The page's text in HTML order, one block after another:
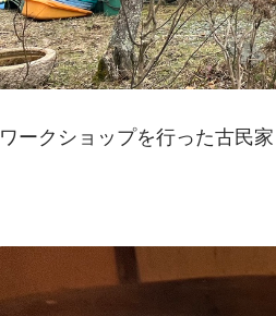
ワークショップを行った古民家